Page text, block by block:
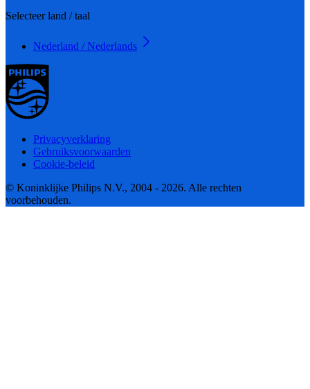
Selecteer land / taal
Nederland / Nederlands
Privacyverklaring
Gebruiksvoorwaarden
Cookie-beleid
© Koninklijke Philips N.V., 2004 - 2026. Alle rechten
voorbehouden.